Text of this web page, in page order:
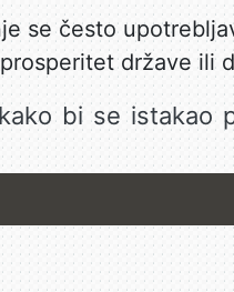
se često
države ili
bi se istakao